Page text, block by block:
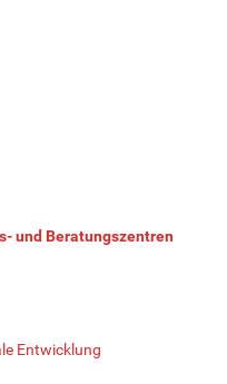
und Beratungszentren
Entwicklung